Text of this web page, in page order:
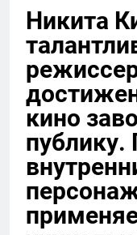
Никита
кино
публику.